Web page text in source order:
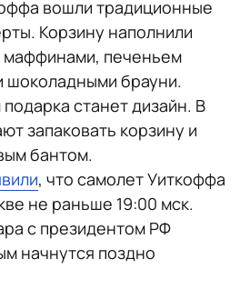
вошли традиционные
Корзину наполнили
печеньем
шоколадными брауни.
станет дизайн. В
запаковать корзину и
бантом.
, что самолет Уиткоффа
не раньше 19:00 мск.
с президентом РФ
начнутся поздно